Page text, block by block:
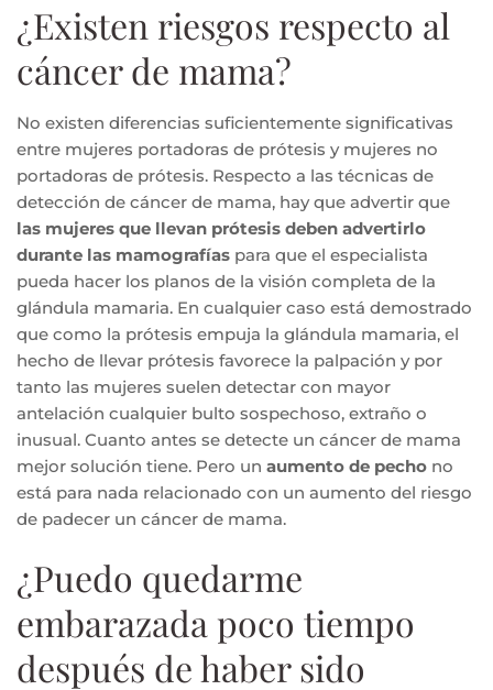
¿Existen riesgos respecto al
cáncer de mama?
No existen diferencias suficientemente significativas
entre mujeres portadoras de prótesis y mujeres no
portadoras de prótesis. Respecto a las técnicas de
detección de cáncer de mama, hay que advertir que
las mujeres que llevan prótesis deben advertirlo
durante las mamografías para que el especialista
pueda hacer los planos de la visión completa de la
glándula mamaria. En cualquier caso está demostrado
que como la prótesis empuja la glándula mamaria, el
hecho de llevar prótesis favorece la palpación y por
tanto las mujeres suelen detectar con mayor
antelación cualquier bulto sospechoso, extraño o
inusual. Cuanto antes se detecte un cáncer de mama
mejor solución tiene. Pero un aumento de pecho no
está para nada relacionado con un aumento del riesgo
de padecer un cáncer de mama.
¿Puedo quedarme
embarazada poco tiempo
después de haber sido